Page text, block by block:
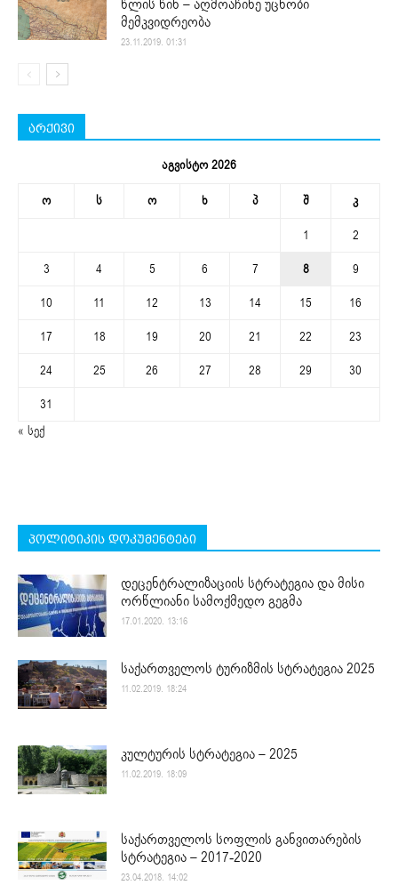
წლის წინ – აღმოაჩინე უცნობი
მემკვიდრეობა
23.11.2019. 01:31
არქივი
აგვისტო 2026
ო ს ო ხ პ შ კ
1
2
3
4 5 6 7 8
9
10
11 12 13 14 15
16
17
18 19 20 21 22
23
24
25 26 27 28 29
30
31
« სექ
პოლიტიკის დოკუმენტები
დეცენტრალიზაციის სტრატეგია და მისი
ორწლიანი სამოქმედო გეგმა
17.01.2020. 13:16
საქართველოს ტურიზმის სტრატეგია 2025
11.02.2019. 18:24
კულტურის სტრატეგია – 2025
11.02.2019. 18:09
საქართველოს სოფლის განვითარების
სტრატეგია – 2017-2020
23.04.2018. 14:02